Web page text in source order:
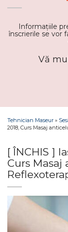
Informațiile
înscrierile se vor
Vă
Tehnician Maseur »
2018, Curs Masaj
[ ÎNCHIS ]
Curs Masaj